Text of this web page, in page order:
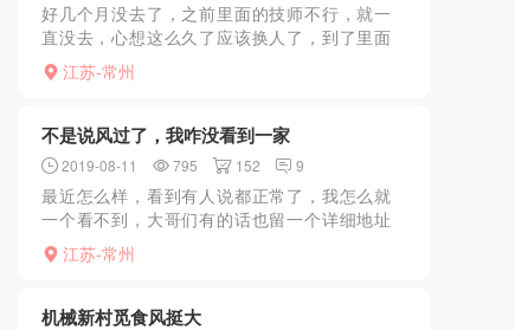
好几个月没去了，之前里面的技师不行，就一
直没去，心想这么久了应该换人了，到了里面
洗过澡去包厢，来了一个30+的女人，做了半天
不出货JS使劲催，他妈的一点欲望没有了一脚
江苏-常州
不是说风过了，我咋没看到一家
2019-08-11 795 152 9
最近怎么样，看到有人说都正常了，我怎么就
一个看不到，大哥们有的话也留一个详细地址
嘛，啥都没有可不行啊，兄弟们难受啊
江苏-常州
机械新村觅食风挺大